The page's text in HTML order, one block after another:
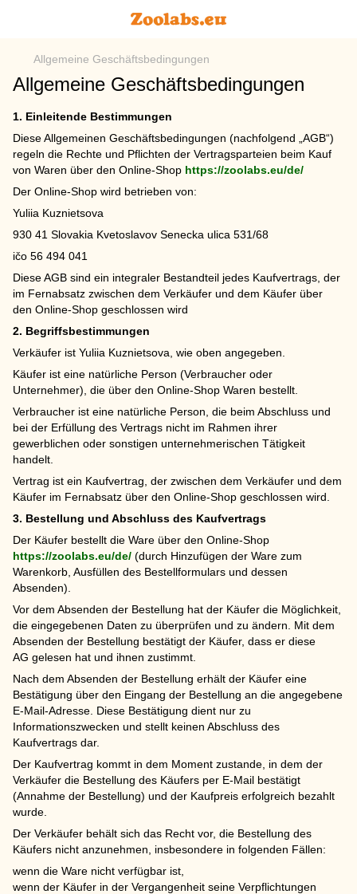
Allgemeine Geschäftsbedingungen
Allgemeine Geschäftsbedingungen
1. Einleitende Bestimmungen
Diese Allgemeinen Geschäftsbedingungen (nachfolgend „AGB“)
regeln die Rechte und Pflichten der Vertragsparteien beim Kauf
von Waren über den Online-Shop https://zoolabs.eu/de/
Der Online-Shop wird betrieben von:
Yuliia Kuznietsova
930 41 Slovakia Kvetoslavov Senecka ulica 531/68
ičo 56 494 041
Diese AGB sind ein integraler Bestandteil jedes Kaufvertrags, der
im Fernabsatz zwischen dem Verkäufer und dem Käufer über
den Online-Shop geschlossen wird
2. Begriffsbestimmungen
Verkäufer ist Yuliia Kuznietsova, wie oben angegeben.
Käufer ist eine natürliche Person (Verbraucher oder
Unternehmer), die über den Online-Shop Waren bestellt.
Verbraucher ist eine natürliche Person, die beim Abschluss und
bei der Erfüllung des Vertrags nicht im Rahmen ihrer
gewerblichen oder sonstigen unternehmerischen Tätigkeit
handelt.
Vertrag ist ein Kaufvertrag, der zwischen dem Verkäufer und dem
Käufer im Fernabsatz über den Online-Shop geschlossen wird.
3. Bestellung und Abschluss des Kaufvertrags
Der Käufer bestellt die Ware über den Online-Shop
https://zoolabs.eu/de/ (durch Hinzufügen der Ware zum
Warenkorb, Ausfüllen des Bestellformulars und dessen
Absenden).
Vor dem Absenden der Bestellung hat der Käufer die Möglichkeit,
die eingegebenen Daten zu überprüfen und zu ändern. Mit dem
Absenden der Bestellung bestätigt der Käufer, dass er diese
AG gelesen hat und ihnen zustimmt.
Nach dem Absenden der Bestellung erhält der Käufer eine
Bestätigung über den Eingang der Bestellung an die angegebene
E-Mail-Adresse. Diese Bestätigung dient nur zu
Informationszwecken und stellt keinen Abschluss des
Kaufvertrags dar.
Der Kaufvertrag kommt in dem Moment zustande, in dem der
Verkäufer die Bestellung des Käufers per E-Mail bestätigt
(Annahme der Bestellung) und der Kaufpreis erfolgreich bezahlt
wurde.
Der Verkäufer behält sich das Recht vor, die Bestellung des
Käufers nicht anzunehmen, insbesondere in folgenden Fällen:
wenn die Ware nicht verfügbar ist,
wenn der Käufer in der Vergangenheit seine Verpflichtungen